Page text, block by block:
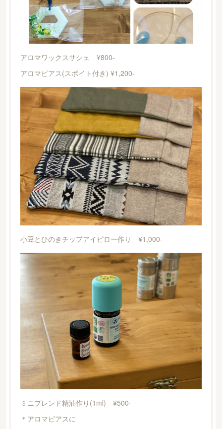
アロマワックスサシェ ¥800-
アロマピアス(スポイト付き) ¥1,200-
小豆とひのきチップアイピロー作り ¥1,000-
ミニプレンド精油作り(1ml) ¥500-
＊アロマピアスに